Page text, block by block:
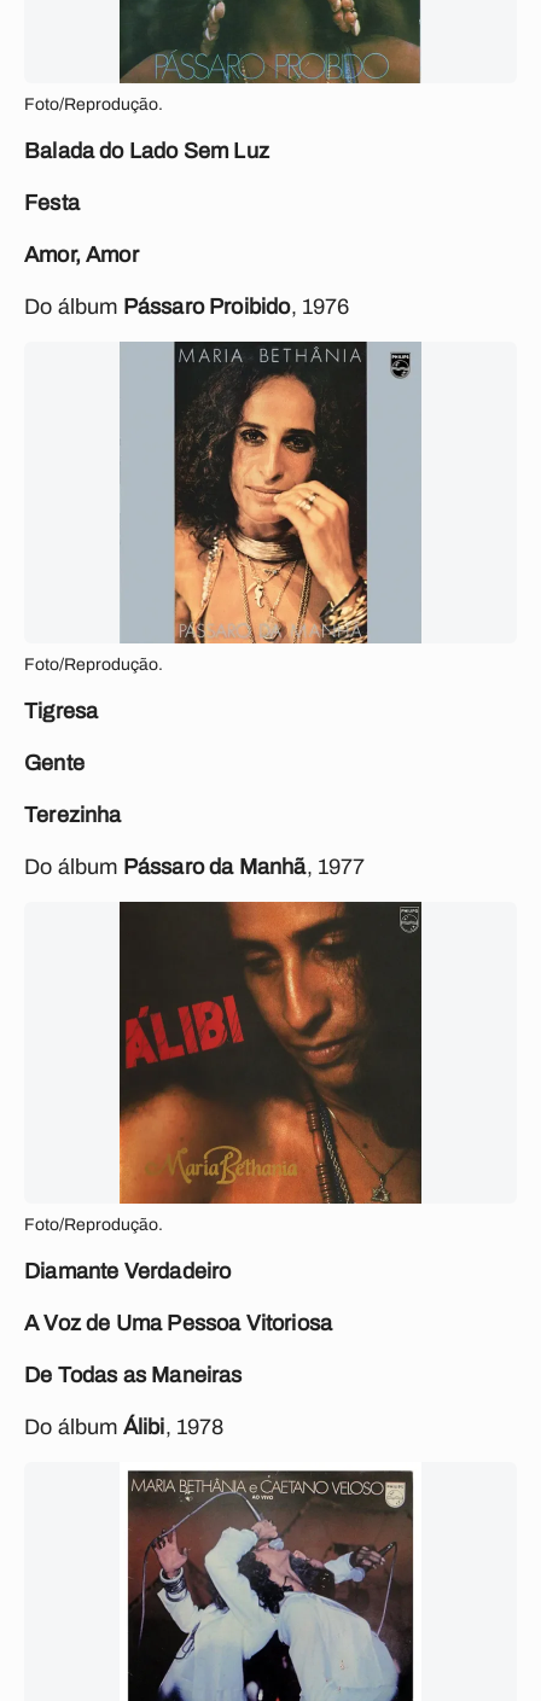
Foto/Reprodução.
Balada do Lado Sem Luz
Festa
Amor, Amor
Do álbum Pássaro Proibido, 1976
Foto/Reprodução.
Tigresa
Gente
Terezinha
Do álbum Pássaro da Manhã, 1977
Foto/Reprodução.
Diamante Verdadeiro
A Voz de Uma Pessoa Vitoriosa
De Todas as Maneiras
Do álbum Álibi, 1978